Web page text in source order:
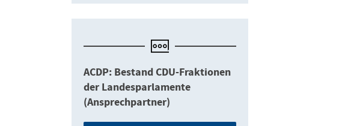
ACDP: Bestand CDU-Fraktionen
der Landesparlamente
(Ansprechpartner)